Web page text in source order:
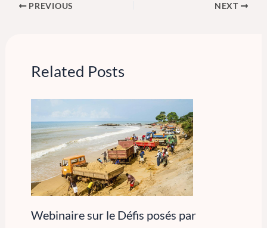
PREVIOUS NEXT
Related Posts
Webinaire sur le Défis posés par